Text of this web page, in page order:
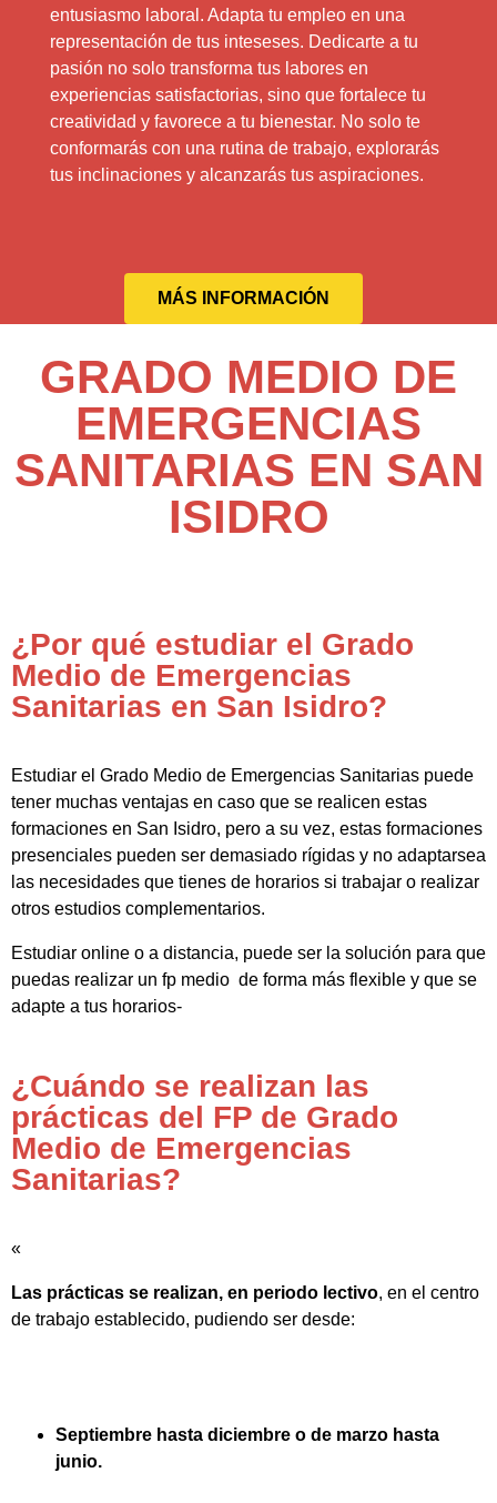
entusiasmo laboral. Adapta tu empleo en una
representación de tus inteseses. Dedicarte a tu
pasión no solo transforma tus labores en
experiencias satisfactorias, sino que fortalece tu
creatividad y favorece a tu bienestar. No solo te
conformarás con una rutina de trabajo, explorarás
tus inclinaciones y alcanzarás tus aspiraciones.
MÁS INFORMACIÓN
GRADO MEDIO DE
EMERGENCIAS
SANITARIAS EN SAN
ISIDRO
¿Por qué estudiar el Grado
Medio de Emergencias
Sanitarias en San Isidro?
Estudiar el Grado Medio de Emergencias Sanitarias puede
tener muchas ventajas en caso que se realicen estas
formaciones en San Isidro, pero a su vez, estas formaciones
presenciales pueden ser demasiado rígidas y no adaptarsea
las necesidades que tienes de horarios si trabajar o realizar
otros estudios complementarios.
Estudiar online o a distancia, puede ser la solución para que
puedas realizar un fp medio de forma más flexible y que se
adapte a tus horarios-
¿Cuándo se realizan las
prácticas del FP de Grado
Medio de Emergencias
Sanitarias?
«
Las prácticas se realizan, en periodo lectivo, en el centro
de trabajo establecido, pudiendo ser desde:
Septiembre hasta diciembre o de marzo hasta
junio.